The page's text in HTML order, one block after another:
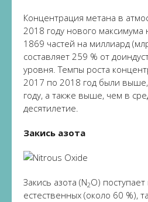
Концентрация метана в
2018 году нового
1869 частей на миллиард
составляет 259 % от
уровня. Темпы роста
2017 по 2018 год были
году, а также выше, чем в
десятилетие.
Закись азота
Закись азота (N2O)
естественных (около 60 %),